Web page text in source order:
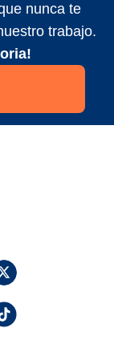
nunca te
trabajo.